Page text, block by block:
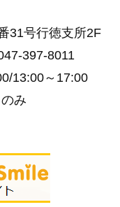
31号行徳支所2F
397-8011
13:00～17:00
み